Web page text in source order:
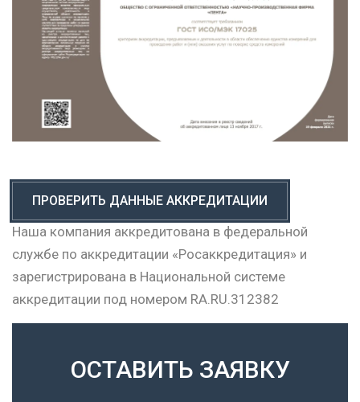
ПРОВЕРИТЬ ДАННЫЕ АККРЕДИТАЦИИ
Наша компания аккредитована в федеральной
службе по аккредитации «Росаккредитация» и
зарегистрирована в Национальной системе
аккредитации под номером RA.RU.312382
ОСТАВИТЬ ЗАЯВКУ